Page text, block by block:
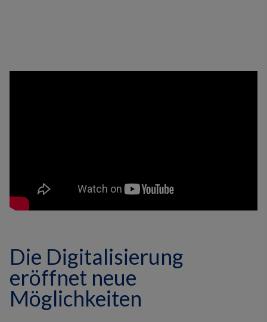
Die Digitalisierung
eröffnet neue
Möglichkeiten